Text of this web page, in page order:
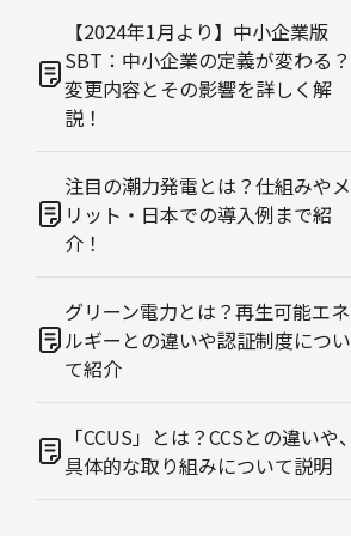
【2024年1月より】中小企業版
SBT：中小企業の定義が変わる？
変更内容とその影響を詳しく解
説！
注目の潮力発電とは？仕組みやメ
リット・日本での導入例まで紹
介！
グリーン電力とは？再生可能エネ
ルギーとの違いや認証制度につい
て紹介
「CCUS」とは？CCSとの違いや、
具体的な取り組みについて説明